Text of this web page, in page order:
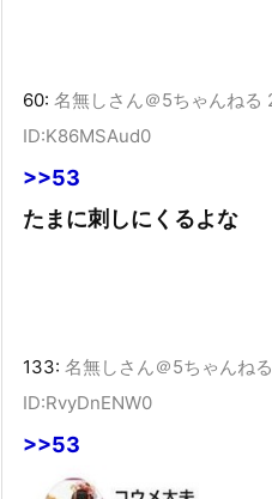
60: 名無しさん＠5ちゃんねる
ID:K86MSAud0
>>53
たまに刺しにくるよな
133: 名無しさん＠5ちゃんねる
ID:RvyDnENW0
>>53